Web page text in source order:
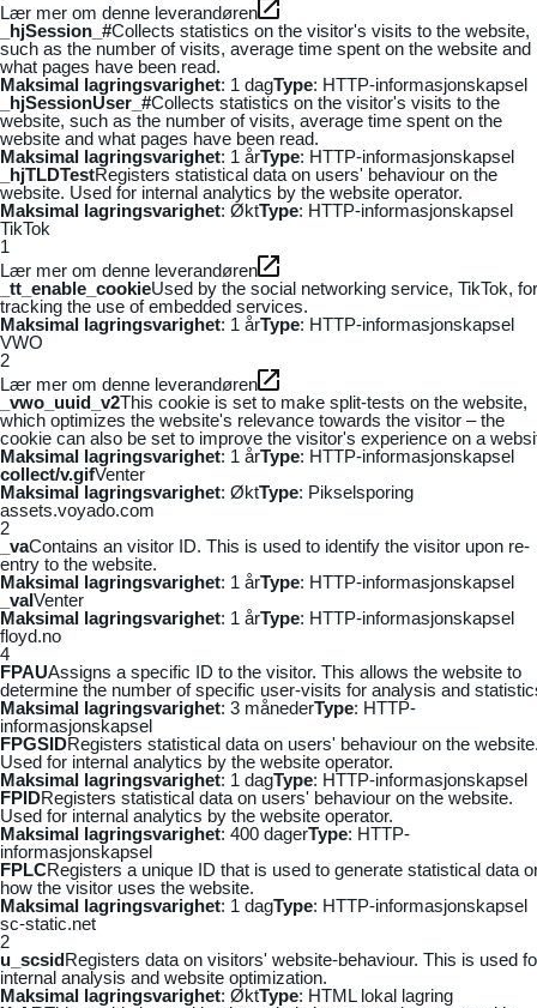
Lær mer om denne leverandøren
_hjSession_#Collects statistics on the visitor's visits to the website,
such as the number of visits, average time spent on the website and
what pages have been read.
Maksimal lagringsvarighet: 1 dagType: HTTP-informasjonskapsel
_hjSessionUser_#Collects statistics on the visitor's visits to the
website, such as the number of visits, average time spent on the
website and what pages have been read.
Maksimal lagringsvarighet: 1 årType: HTTP-informasjonskapsel
_hjTLDTestRegisters statistical data on users' behaviour on the
website. Used for internal analytics by the website operator.
Maksimal lagringsvarighet: ØktType: HTTP-informasjonskapsel
TikTok
1
Lær mer om denne leverandøren
_tt_enable_cookieUsed by the social networking service, TikTok, for
tracking the use of embedded services.
Maksimal lagringsvarighet: 1 årType: HTTP-informasjonskapsel
VWO
2
Lær mer om denne leverandøren
_vwo_uuid_v2This cookie is set to make split-tests on the website,
which optimizes the website's relevance towards the visitor – the
cookie can also be set to improve the visitor's experience on a
Maksimal lagringsvarighet: 1 årType: HTTP-informasjonskapsel
collect/v.gifVenter
Maksimal lagringsvarighet: ØktType: Pikselsporing
assets.voyado.com
2
_vaContains an visitor ID. This is used to identify the visitor upon re-
entry to the website.
Maksimal lagringsvarighet: 1 årType: HTTP-informasjonskapsel
_vaIVenter
Maksimal lagringsvarighet: 1 årType: HTTP-informasjonskapsel
floyd.no
4
FPAUAssigns a specific ID to the visitor. This allows the website to
determine the number of specific user-visits for analysis and
Maksimal lagringsvarighet: 3 månederType: HTTP-
informasjonskapsel
FPGSIDRegisters statistical data on users' behaviour on the
Used for internal analytics by the website operator.
Maksimal lagringsvarighet: 1 dagType: HTTP-informasjonskapsel
FPIDRegisters statistical data on users' behaviour on the website.
Used for internal analytics by the website operator.
Maksimal lagringsvarighet: 400 dagerType: HTTP-
informasjonskapsel
FPLCRegisters a unique ID that is used to generate statistical data
how the visitor uses the website.
Maksimal lagringsvarighet: 1 dagType: HTTP-informasjonskapsel
sc-static.net
2
u_scsidRegisters data on visitors' website-behaviour. This is used
internal analysis and website optimization.
Maksimal lagringsvarighet: ØktType: HTML lokal lagring